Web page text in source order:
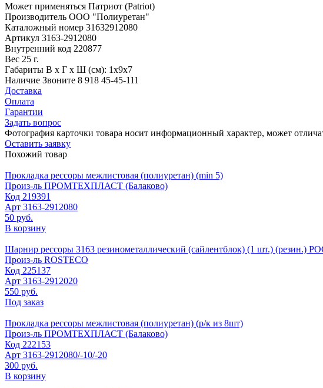
Может применяться Патриот (Patriot)
Производитель ООО "Полиуретан"
Каталожный номер 31632912080
Артикул 3163-2912080
Внутренний код 220877
Вес 25 г.
Габариты В х Г х Ш (см): 1х9х7
Наличие Звоните 8 918 45-45-111
Доставка
Оплата
Гарантии
Задать вопрос
Фотография карточки товара носит информационный характер, может
Оставить заявку
Похожий товар
Прокладка рессоры межлистовая (полиуретан) (min 5)
Произ-ль ПРОМТЕХПЛАСТ (Балаково)
Код 219391
Арт 3163-2912080
50 руб.
В корзину
Шарнир рессоры 3163 резинометаллический (сайлентблок) (1 шт.) (резин.)
Произ-ль ROSTECO
Код 225137
Арт 3163-2912020
550 руб.
Под заказ
Прокладка рессоры межлистовая (полиуретан) (р/к из 8шт)
Произ-ль ПРОМТЕХПЛАСТ (Балаково)
Код 222153
Арт 3163-2912080/-10/-20
300 руб.
В корзину